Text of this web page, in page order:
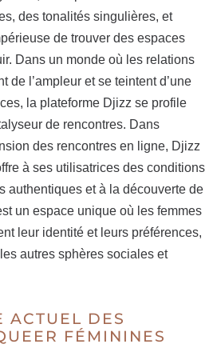
des tonalités singulières, et
de trouver des espaces
Dans un monde où les relations
de l’ampleur et se teintent d’une
la plateforme Djizz se profile
de rencontres. Dans
des rencontres en ligne, Djizz
à ses utilisatrices des conditions
authentiques et à la découverte de
un espace unique où les femmes
leur identité et leurs préférences,
autres sphères sociales et
ACTUEL DES
FÉMININES